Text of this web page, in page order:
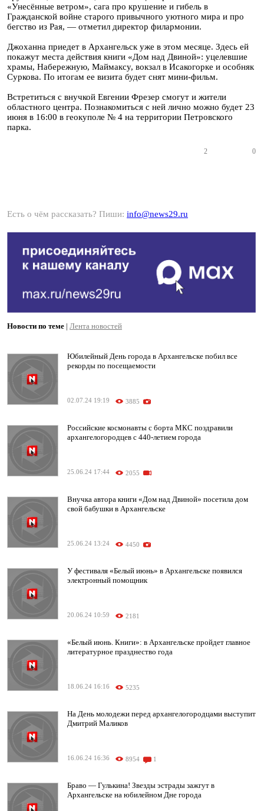
«Унесённые ветром», сага про крушение и гибель в
Гражданской войне старого привычного уютного мира и про
бегство из Рая, — отметил директор филармонии.
Джоханна приедет в Архангельск уже в этом месяце. Здесь ей
покажут места действия книги «Дом над Двиной»: уцелевшие
храмы, Набережную, Маймаксу, вокзал в Исакогорке и особняк
Суркова. По итогам ее визита будет снят мини-фильм.
Встретиться с внучкой Евгении Фрезер смогут и жители
областного центра. Познакомиться с ней лично можно будет 23
июня в 16:00 в геокуполе № 4 на территории Петровского
парка.
2 0
Есть о чём рассказать? Пиши: info@news29.ru
Новости по теме | Лента новостей
Юбилейный День города в Архангельске побил все
рекорды по посещаемости
02.07.24 19:19 3885
Российские космонавты с борта МКС поздравили
архангелогородцев с 440-летием города
25.06.24 17:44 2055
Внучка автора книги «Дом над Двиной» посетила дом
свой бабушки в Архангельске
25.06.24 13:24 4450
У фестиваля «Белый июнь» в Архангельске появился
электронный помощник
20.06.24 10:59 2181
«Белый июнь. Книги»: в Архангельске пройдет главное
литературное празднество года
18.06.24 16:16 5235
На День молодежи перед архангелогородцами выступит
Дмитрий Маликов
16.06.24 16:36 8954 1
Браво — Гулькина! Звезды эстрады зажгут в
Архангельске на юбилейном Дне города